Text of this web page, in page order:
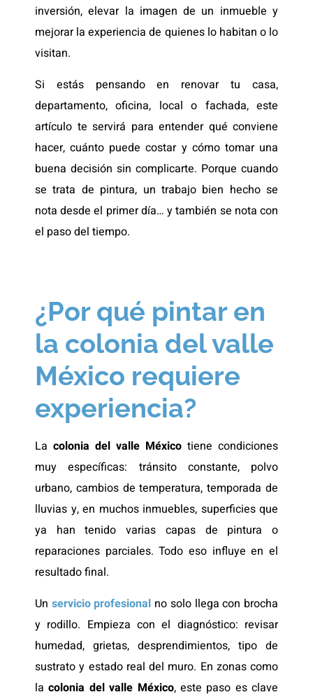
inversión, elevar la imagen de un inmueble y
mejorar la experiencia de quienes lo habitan o lo
visitan.
Si estás pensando en renovar tu casa,
departamento, oficina, local o fachada, este
artículo te servirá para entender qué conviene
hacer, cuánto puede costar y cómo tomar una
buena decisión sin complicarte. Porque cuando
se trata de pintura, un trabajo bien hecho se
nota desde el primer día… y también se nota con
el paso del tiempo.
¿Por qué pintar en
la colonia del valle
México requiere
experiencia?
La colonia del valle México tiene condiciones
muy específicas: tránsito constante, polvo
urbano, cambios de temperatura, temporada de
lluvias y, en muchos inmuebles, superficies que
ya han tenido varias capas de pintura o
reparaciones parciales. Todo eso influye en el
resultado final.
Un servicio profesional no solo llega con brocha
y rodillo. Empieza con el diagnóstico: revisar
humedad, grietas, desprendimientos, tipo de
sustrato y estado real del muro. En zonas como
lacolonia del valle México, este paso es clave